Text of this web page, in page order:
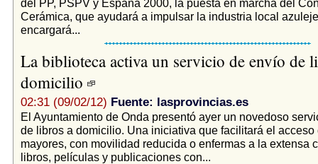
del PP, PSPV y España 2000, la puesta en marcha del
Cerámica, que ayudará a impulsar la industria local
encargará...
La biblioteca activa un servicio de envío de
domicilio
02:31 (09/02/12) Fuente: lasprovincias.es
El Ayuntamiento de Onda presentó ayer un novedoso
de libros a domicilio. Una iniciativa que facilitará el acceso
mayores, con movilidad reducida o enfermas a la extensa
libros, películas y publicaciones con...